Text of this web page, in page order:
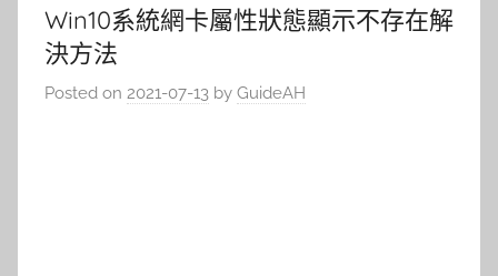
Win10系統網卡屬性狀態顯示不存在解
決方法
Posted on 2021-07-13 by GuideAH